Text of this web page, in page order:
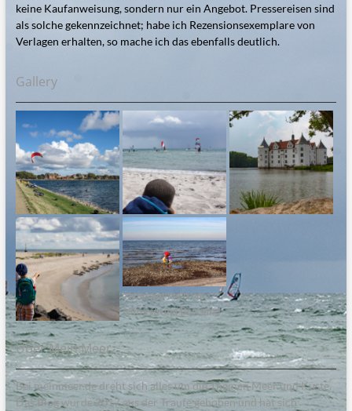
keine Kaufanweisung, sondern nur ein Angebot. Pressereisen sind
als solche gekennzeichnet; habe ich Rezensionsexemplare von
Verlagen erhalten, so mache ich das ebenfalls deutlich.
Gallery
Steinesammeln am
Naturstrand Bottsand
Über Mein:Meer
Bei meinmeer.de dreht sich alles um die Themen Meer und Küste.
Das Blog wurde 2017 aus der Traufe gehoben und hat sich